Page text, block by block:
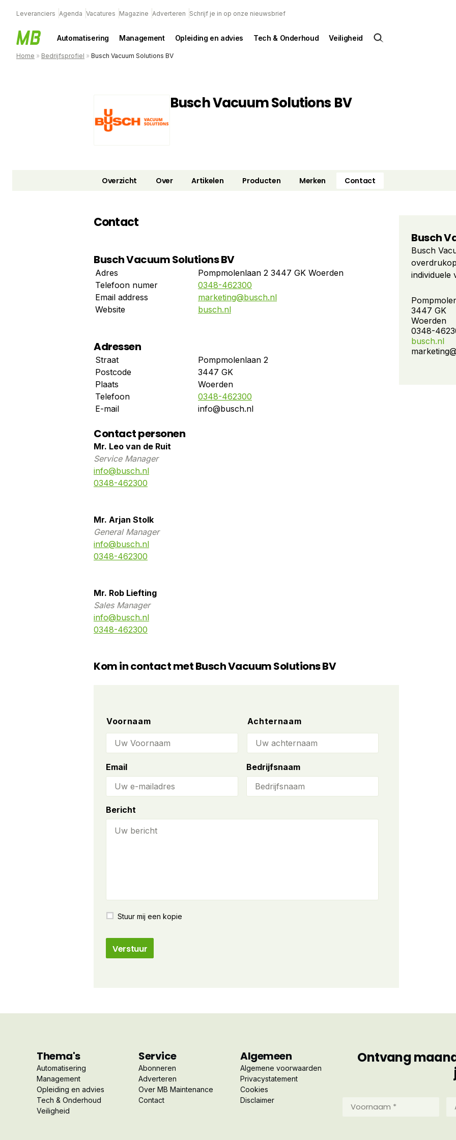
Leveranciers Agenda Vacatures Magazine Adverteren Schrijf je in op onze nieuwsbrief
Automatisering Management Opleiding en advies Tech & Onderhoud Veiligheid
Home » Bedrijfsprofiel » Busch Vacuum Solutions BV
Busch Vacuum Solutions BV
Overzicht Over Artikelen Producten Merken Contact
Contact
Busch Vacuum Solutions BV
Adres
Pompmolenlaan 2 3447 GK Woerden
Telefoon numer
0348-462300
Email address
marketing@busch.nl
Website
busch.nl
Adressen
Straat
Pompmolenlaan 2
Postcode
3447 GK
Plaats
Woerden
Telefoon
0348-462300
E-mail
info@busch.nl
Contact personen
Mr. Leo van de Ruit
Service Manager
info@busch.nl
0348-462300
Mr. Arjan Stolk
General Manager
info@busch.nl
0348-462300
Mr. Rob Liefting
Sales Manager
info@busch.nl
0348-462300
Kom in contact met Busch Vacuum Solutions BV
Name
Voornaam Achternaam
Email Bedrijfsnaam
Bericht
Stuur mij een kopie
Busch
Busch
individuele
Vandaag
op alle
meer dan
landen.
3447 GK
Woerden
0348-
busch.nl
Thema's
Automatisering
Management
Opleiding en advies
Tech & Onderhoud
Veiligheid
Service
Abonneren
Adverteren
Over MB Maintenance
Contact
Algemeen
Algemene voorwaarden
Privacystatement
Cookies
Disclaimer
Ontvang